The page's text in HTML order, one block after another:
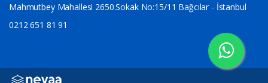
Mahmutbey Mahallesi 2650.Sokak No:15/11 Bağcılar - İstanbul
0212 651 81 91